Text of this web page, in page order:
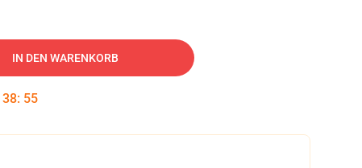
IN DEN WARENKORB
38: 54